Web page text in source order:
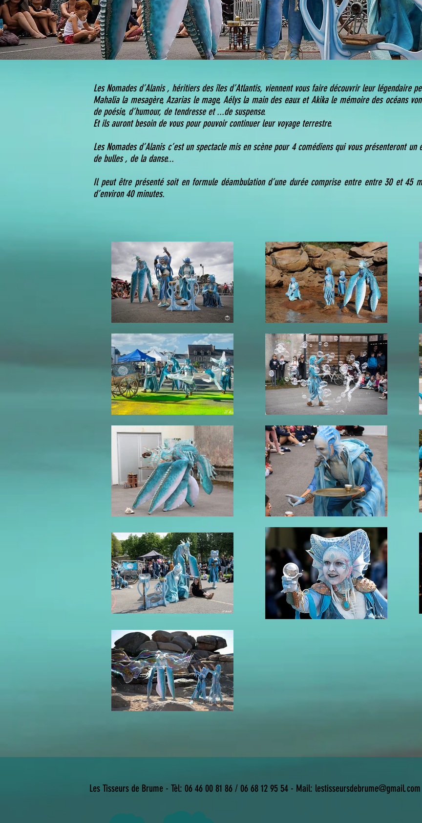
Les Nomades d’Alanis , héritiers des îles d’Atlantis, viennent vous faire découvrir leur légendaire
Mahalia la mesagère, Azarias le mage, Aélys la main des eaux et Akika le mémoire des océans
de poésie, d’humour, de tendresse et ...de suspense.
Et ils auront besoin de vous pour pouvoir continuer leur voyage terrestre.
Les Nomades d’Alanis c’est un spectacle mis en scène pour 4 comédiens qui vous présenteront
de bulles , de la danse...
Il peut être présenté soit en formule déambulation d’une durée comprise entre entre 30 et 45
d’environ 40 minutes.
Les Tisseurs de Brume - Tèl: 06 46 00 81 86 / 06 68 12 95 54 - Mail: lestisseursdebrume@gmail.com